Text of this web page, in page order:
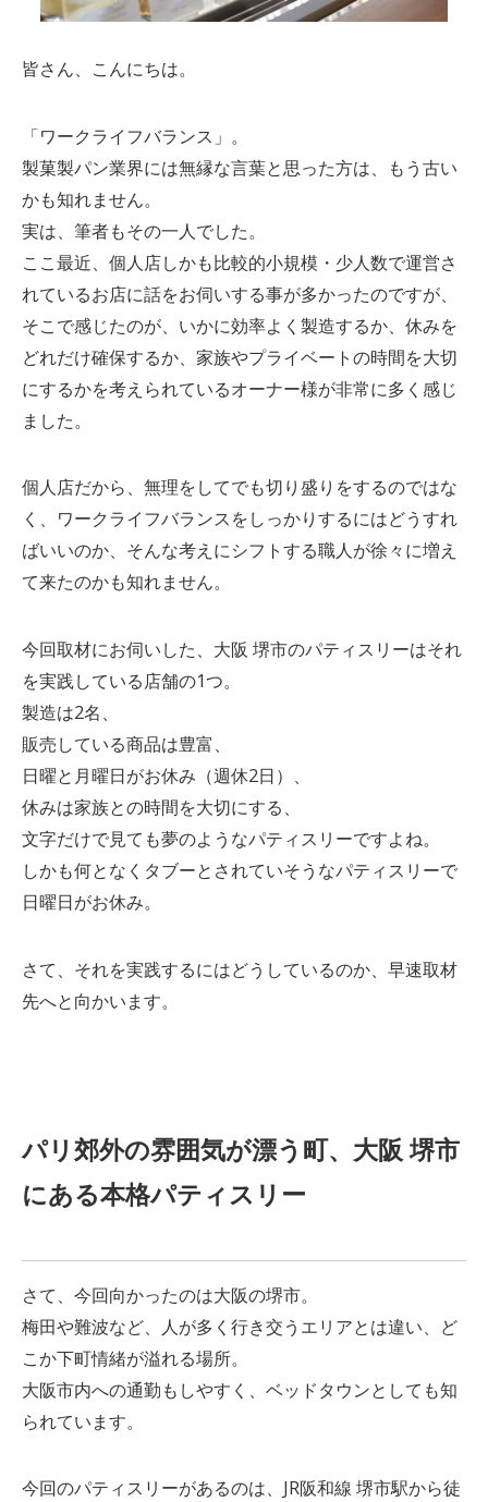
皆さん、こんにちは。
「ワークライフバランス」。
製菓製パン業界には無縁な言葉と思った方は、もう古い
かも知れません。
実は、筆者もその一人でした。
ここ最近、個人店しかも比較的小規模・少人数で運営さ
れているお店に話をお伺いする事が多かったのですが、
そこで感じたのが、いかに効率よく製造するか、休みを
どれだけ確保するか、家族やプライベートの時間を大切
にするかを考えられているオーナー様が非常に多く感じ
ました。
個人店だから、無理をしてでも切り盛りをするのではな
く、ワークライフバランスをしっかりするにはどうすれ
ばいいのか、そんな考えにシフトする職人が徐々に増え
て来たのかも知れません。
今回取材にお伺いした、大阪 堺市のパティスリーはそれ
を実践している店舗の1つ。
製造は2名、
販売している商品は豊富、
日曜と月曜日がお休み（週休2日）、
休みは家族との時間を大切にする、
文字だけで見ても夢のようなパティスリーですよね。
しかも何となくタブーとされていそうなパティスリーで
日曜日がお休み。
さて、それを実践するにはどうしているのか、早速取材
先へと向かいます。
パリ郊外の雰囲気が漂う町、大阪 堺市
にある本格パティスリー
さて、今回向かったのは大阪の堺市。
梅田や難波など、人が多く行き交うエリアとは違い、ど
こか下町情緒が溢れる場所。
大阪市内への通勤もしやすく、ベッドタウンとしても知
られています。
今回のパティスリーがあるのは、JR阪和線 堺市駅から徒